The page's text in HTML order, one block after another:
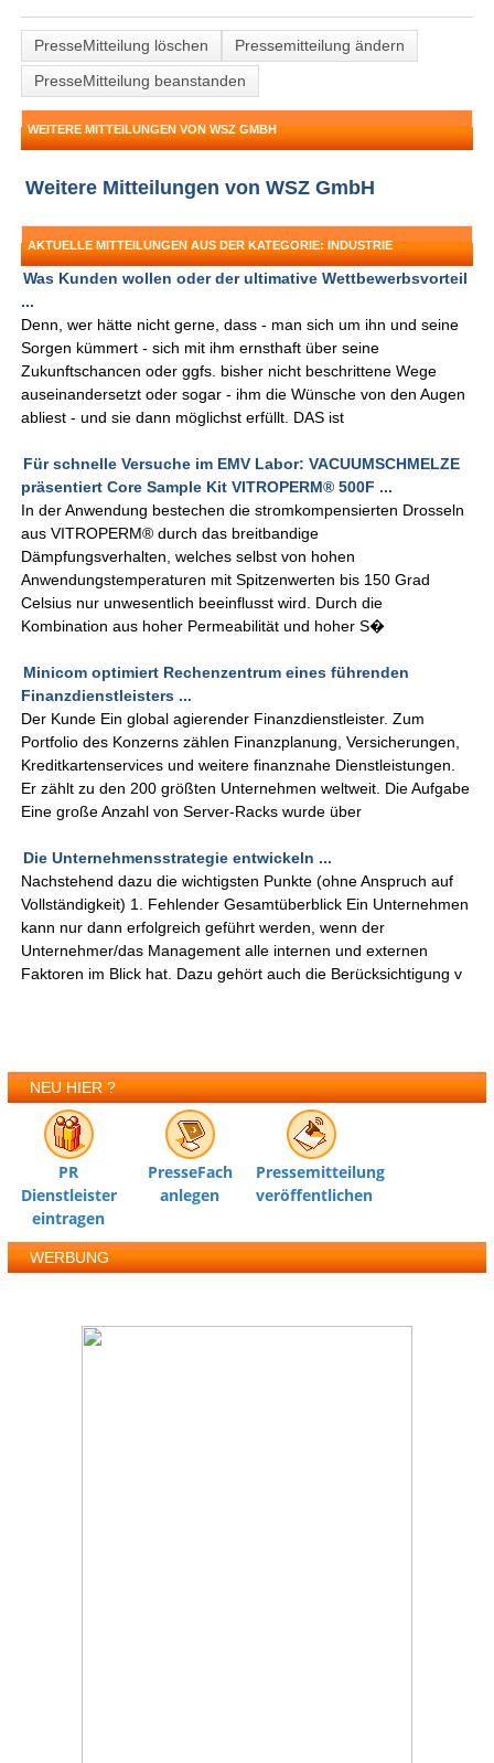
PresseMitteilung löschen
Pressemitteilung ändern
PresseMitteilung beanstanden
WEITERE MITTEILUNGEN VON WSZ GMBH
Weitere Mitteilungen von WSZ GmbH
AKTUELLE MITTEILUNGEN AUS DER KATEGORIE: INDUSTRIE
Was Kunden wollen oder der ultimative Wettbewerbsvorteil
...
Denn, wer hätte nicht gerne, dass - man sich um ihn und seine
Sorgen kümmert - sich mit ihm ernsthaft über seine
Zukunftschancen oder ggfs. bisher nicht beschrittene Wege
auseinandersetzt oder sogar - ihm die Wünsche von den Augen
abliest - und sie dann möglichst erfüllt. DAS ist
Für schnelle Versuche im EMV Labor: VACUUMSCHMELZE
präsentiert Core Sample Kit VITROPERM® 500F ...
In der Anwendung bestechen die stromkompensierten Drosseln
aus VITROPERM® durch das breitbandige
Dämpfungsverhalten, welches selbst von hohen
Anwendungstemperaturen mit Spitzenwerten bis 150 Grad
Celsius nur unwesentlich beeinflusst wird. Durch die
Kombination aus hoher Permeabilität und hoher S�
Minicom optimiert Rechenzentrum eines führenden
Finanzdienstleisters ...
Der Kunde Ein global agierender Finanzdienstleister. Zum
Portfolio des Konzerns zählen Finanzplanung, Versicherungen,
Kreditkartenservices und weitere finanznahe Dienstleistungen.
Er zählt zu den 200 größten Unternehmen weltweit. Die Aufgabe
Eine große Anzahl von Server-Racks wurde über
Die Unternehmensstrategie entwickeln ...
Nachstehend dazu die wichtigsten Punkte (ohne Anspruch auf
Vollständigkeit) 1. Fehlender Gesamtüberblick Ein Unternehmen
kann nur dann erfolgreich geführt werden, wenn der
Unternehmer/das Management alle internen und externen
Faktoren im Blick hat. Dazu gehört auch die Berücksichtigung v
NEU HIER ?
PR
Dienstleister
eintragen
PresseFach
anlegen
Pressemitteilung
veröffentlichen
WERBUNG